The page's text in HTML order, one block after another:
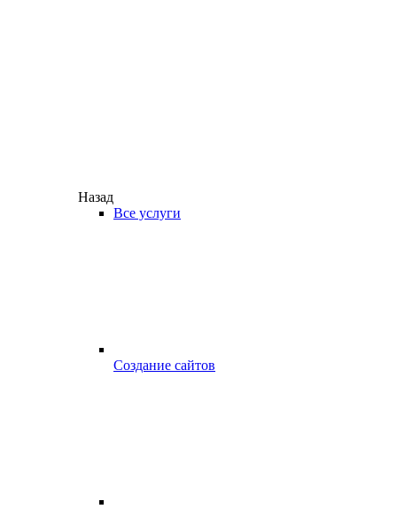
Назад
Все услуги
Создание сайтов